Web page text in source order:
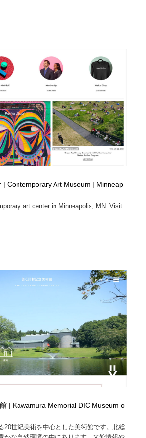
| Contemporary Art Museum | Minneap
art center in Minneapolis, MN. Visit
| Kawamura Memorial DIC Museum o
20世紀美術を中心とした美術館です。北総